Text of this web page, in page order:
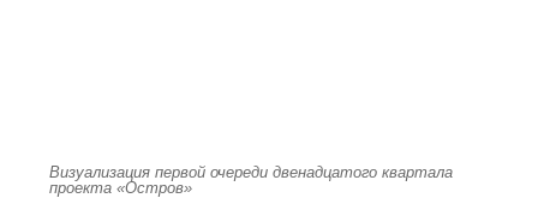
Визуализация первой очереди двенадцатого квартала
проекта «Остров»